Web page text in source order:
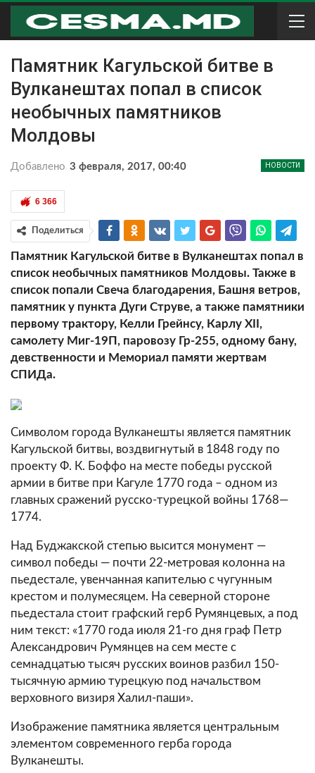
Памятник Кагульской битве в
Вулканештах попал в список
необычных памятников
Молдовы
НОВОСТИ
Добавлено 3 февраля, 2017, 00:40
6 366
Поделиться
Памятник Кагульской битве в Вулканештах попал в
список необычных памятников Молдовы. Также в
список попали Свеча благодарения, Башня ветров,
памятник у пункта Дуги Струве, а также памятники
первому трактору, Келли Грейнсу, Карлу XII,
самолету Миг-19П, паровозу Гр-255, одному бану,
девственности и Мемориал памяти жертвам
СПИДа.
Символом города Вулканешты является памятник
Кагульской битвы, воздвигнутый в 1848 году по
проекту Ф. К. Боффо на месте победы русской
армии в битве при Кагуле 1770 года – одном из
главных сражений русско-турецкой войны 1768—
1774.
Над Буджакской степью высится монумент —
символ победы — почти 22-метровая колонна на
пьедестале, увенчанная капителью с чугунным
крестом и полумесяцем. На северной стороне
пьедестала стоит графский герб Румянцевых, а под
ним текст: «1770 года июля 21-го дня граф Петр
Александрович Румянцев на сем месте с
семнадцатью тысяч русских воинов разбил 150-
тысячную армию турецкую под начальством
верховного визиря Халил-паши».
Изображение памятника является центральным
элементом современного герба города
Вулканешты.